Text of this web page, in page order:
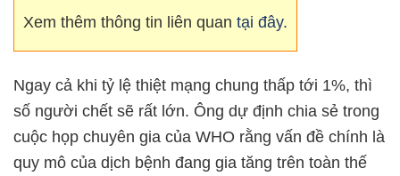
Xem thêm thông tin liên quan tại đây.
Ngay cả khi tỷ lệ thiệt mạng chung thấp tới 1%, thì
số người chết sẽ rất lớn. Ông dự định chia sẻ trong
cuộc họp chuyên gia của WHO rằng vấn đề chính là
quy mô của dịch bệnh đang gia tăng trên toàn thế